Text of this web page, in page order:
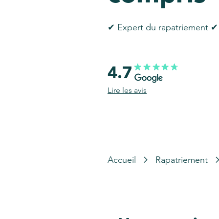
✔ Expert du rapatriement
4.7
Lire les avis
Accueil Rapatriement